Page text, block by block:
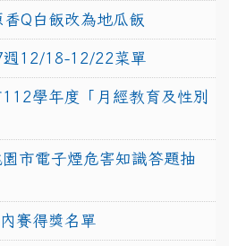
Q白飯改為地瓜飯
週12/18-12/22菜單
學年度「月經教育及性別
市電子煙危害知識答題抽
賽得獎名單